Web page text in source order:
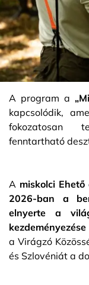
A program a
kapcsolódik,
fokozatosan
fenntartható
A miskolci
2026-ban a
elnyerte a
a Virágzó
és Szlovéniát a